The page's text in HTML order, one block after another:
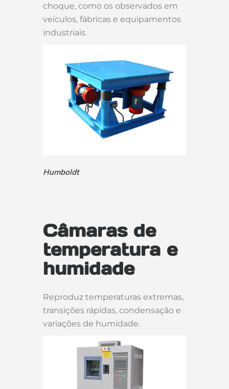
choque, como os observados em
veículos, fábricas e equipamentos
industriais.
Humboldt
Câmaras de
temperatura e
humidade
Reproduz temperaturas extremas,
transições rápidas, condensação e
variações de humidade.